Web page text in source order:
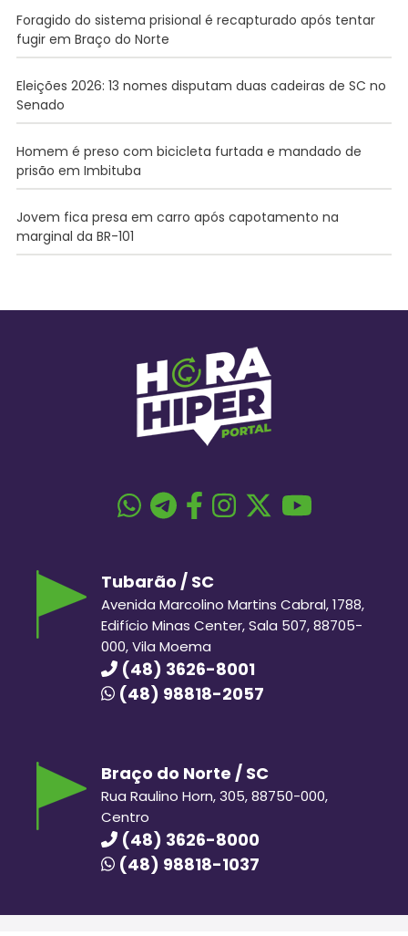
Foragido do sistema prisional é recapturado após tentar
fugir em Braço do Norte
Eleições 2026: 13 nomes disputam duas cadeiras de SC no
Senado
Homem é preso com bicicleta furtada e mandado de
prisão em Imbituba
Jovem fica presa em carro após capotamento na
marginal da BR-101
Tubarão / SC
Avenida Marcolino Martins Cabral, 1788,
Edifício Minas Center, Sala 507, 88705-
000, Vila Moema
(48) 3626-8001
(48) 98818-2057
Braço do Norte / SC
Rua Raulino Horn, 305, 88750-000,
Centro
(48) 3626-8000
(48) 98818-1037